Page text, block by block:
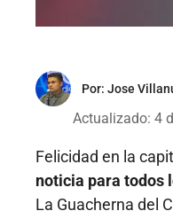
Por: Jose
Actualizado: 4
Felicidad en la
noticia para todos
La Guacherna del